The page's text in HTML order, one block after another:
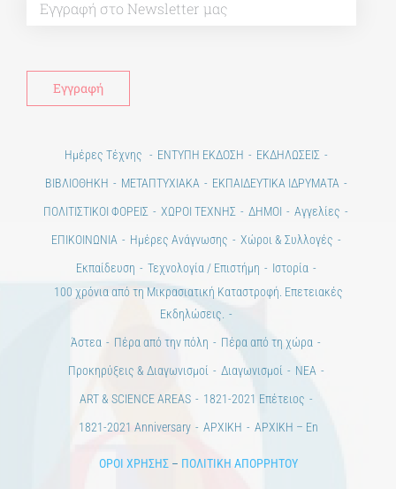
Ημέρες Τέχνης ΕΝΤΥΠΗ ΕΚΔΟΣΗ
ΕΚΔΗΛΩΣΕΙΣ
ΒΙΒΛΙΟΘΗΚΗ
ΜΕΤΑΠΤΥΧΙΑΚΑ
ΕΚΠΑΙΔΕΥΤΙΚΑ ΙΔΡΥΜΑΤΑ
ΠΟΛΙΤΙΣΤΙΚΟΙ ΦΟΡΕΙΣ
ΧΩΡΟΙ ΤΕΧΝΗΣ ΔΗΜΟΙ
Αγγελίες
ΕΠΙΚΟΙΝΩΝΙΑ
Ημέρες Ανάγνωσης
Χώροι & Συλλογές
Εκπαίδευση
Τεχνολογία / Επιστήμη
Ιστορία
100 χρόνια από τη Μικρασιατική Καταστροφή. Επετειακές
Εκδηλώσεις.
Άστεα
Πέρα από την πόλη
Πέρα από τη χώρα
Προκηρύξεις & Διαγωνισμοί
Διαγωνισμοί
ΝΕΑ
ART & SCIENCE AREAS
1821-2021 Επέτειος
1821-2021 Anniversary
ΑΡΧΙΚΗ ΑΡΧΙΚΗ – En
ΟΡΟΙ ΧΡΗΣΗΣ– ΠΟΛΙΤΙΚΗ ΑΠΟΡΡΗΤΟΥ